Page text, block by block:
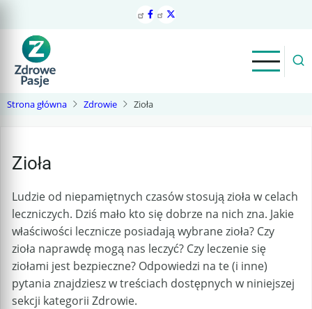
treści
Strona główna Zdrowie Zioła
Zioła
Ludzie od niepamiętnych czasów stosują zioła w celach
leczniczych. Dziś mało kto się dobrze na nich zna. Jakie
właściwości lecznicze posiadają wybrane zioła? Czy
zioła naprawdę mogą nas leczyć? Czy leczenie się
ziołami jest bezpieczne? Odpowiedzi na te (i inne)
pytania znajdziesz w treściach dostępnych w niniejszej
sekcji kategorii Zdrowie.